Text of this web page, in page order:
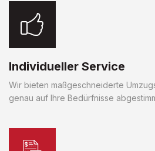
Individueller Service
Wir bieten maßgeschneiderte
genau auf Ihre Bedürfnisse